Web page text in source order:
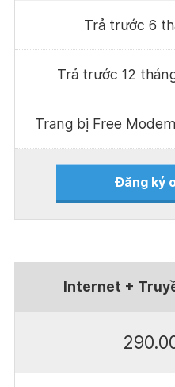
Trả trước 6
Trả trước 12
Trang bị Free
Đăng ký
Internet +